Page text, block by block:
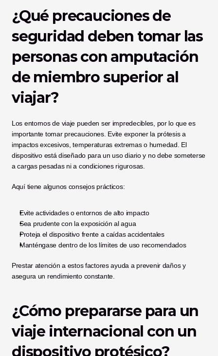
¿Qué precauciones de
seguridad deben tomar las
personas con amputación
de miembro superior al
viajar?
Los entornos de viaje pueden ser impredecibles, por lo que es
importante tomar precauciones. Evite exponer la prótesis a
impactos excesivos, temperaturas extremas o humedad. El
dispositivo está diseñado para un uso diario y no debe someterse
a cargas pesadas ni a condiciones rigurosas.
Aquí tiene algunos consejos prácticos:
Evite actividades o entornos de alto impacto
Sea prudente con la exposición al agua
Proteja el dispositivo frente a caídas accidentales
Manténgase dentro de los límites de uso recomendados
Prestar atención a estos factores ayuda a prevenir daños y
asegura un rendimiento constante.
¿Cómo prepararse para un
viaje internacional con un
dispositivo protésico?